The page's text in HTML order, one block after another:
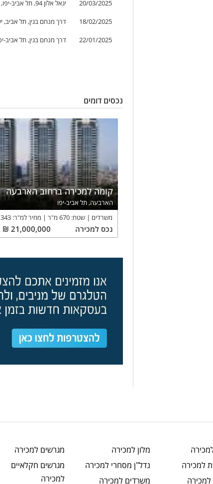
20/03/2025
יגאל אלון 94, תל אביב-יפו, ישראל
18/02/2025
דרך מנחם בגין, תל אביב,
22/01/2025
דרך מנחם בגין, תל אביב-
נכסים דומים
קומה למכירה ברחוב הארבעה
הארבעה, תל אביב-יפו
משרדים
שטח: 670 מ"ר מחיר למ"ר: 31,343
נכס למכירה 21,000,000
₪
למכירה
למכירה
מלון למכירה
נדל"ן מסחרי למכירה
משרדים למכירה
מגרשים למכירה
מגרשים חקלאיים
למכירה